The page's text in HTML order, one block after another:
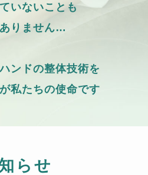
いないことも
りません…
ンドの整体技術を
私たちの使命です
らせ